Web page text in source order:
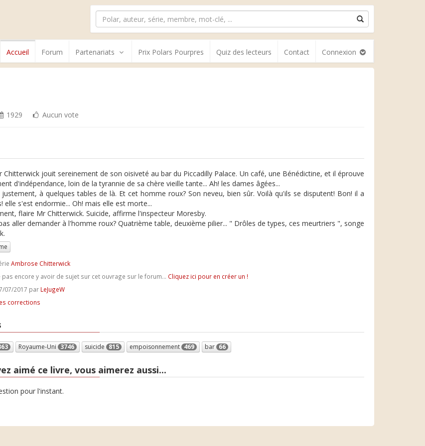
Accueil Forum Partenariats Prix Polars Pourpres Quiz des lecteurs Contact Connexion
1929 Aucun vote
Chitterwick jouit sereinement de son oisiveté au bar du Piccadilly Palace. Un café, une Bénédictine, et il éprouve
d'indépendance, loin de la tyrannie de sa chère vieille tante... Ah! les dames âgées...
à quelques tables de là. Et cet homme roux? Son neveu, bien sûr. Voilà qu'ils se disputent! Bon! il a
elle s'est endormie... Oh! mais elle est morte...
flaire Mr Chitterwick. Suicide, affirme l'inspecteur Moresby.
aller demander à l'homme roux? Quatrième table, deuxième pilier... " Drôles de types, ces meurtriers ", songe
Ambrose Chitterwick
pas encore y avoir de sujet sur cet ouvrage sur le forum... Cliquez ici pour en créer un !
07/2017 par LeJugeW
corrections
Royaume-Uni 3746 suicide 815 empoisonnement 469 bar 66
aimé ce livre, vous aimerez aussi...
pour l'instant.